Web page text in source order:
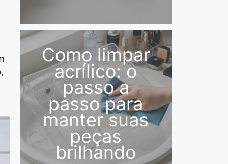
Como limpar
acrílico: o
passo a
passo para
manter suas
peças
brilhando